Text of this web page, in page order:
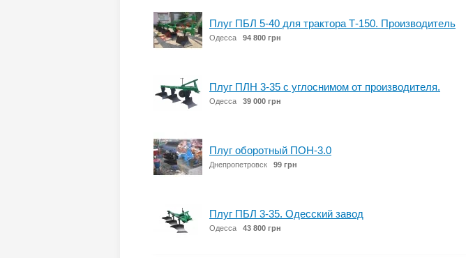
Плуг ПБЛ 5-40 для трактора Т-150. Производитель
Одесса 94 800 грн
Плуг ПЛН 3-35 с углоснимом от производителя.
Одесса 39 000 грн
Плуг оборотный ПОН-3.0
Днепропетровск 99 грн
Плуг ПБЛ 3-35. Одесский завод
Одесса 43 800 грн